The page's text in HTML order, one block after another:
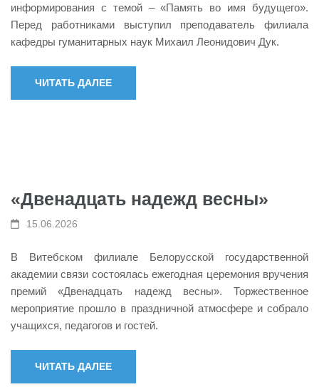
информирования с темой – «Память во имя будущего».
Перед работниками выступил преподаватель филиала
кафедры гуманитарных наук Михаил Леонидович Дук.
ЧИТАТЬ ДАЛЕЕ
«Двенадцать надежд весны»
15.06.2026
В Витебском филиале Белорусской государственной
академии связи состоялась ежегодная церемония вручения
премий «Двенадцать надежд весны». Торжественное
мероприятие прошло в праздничной атмосфере и собрало
учащихся, педагогов и гостей.
ЧИТАТЬ ДАЛЕЕ